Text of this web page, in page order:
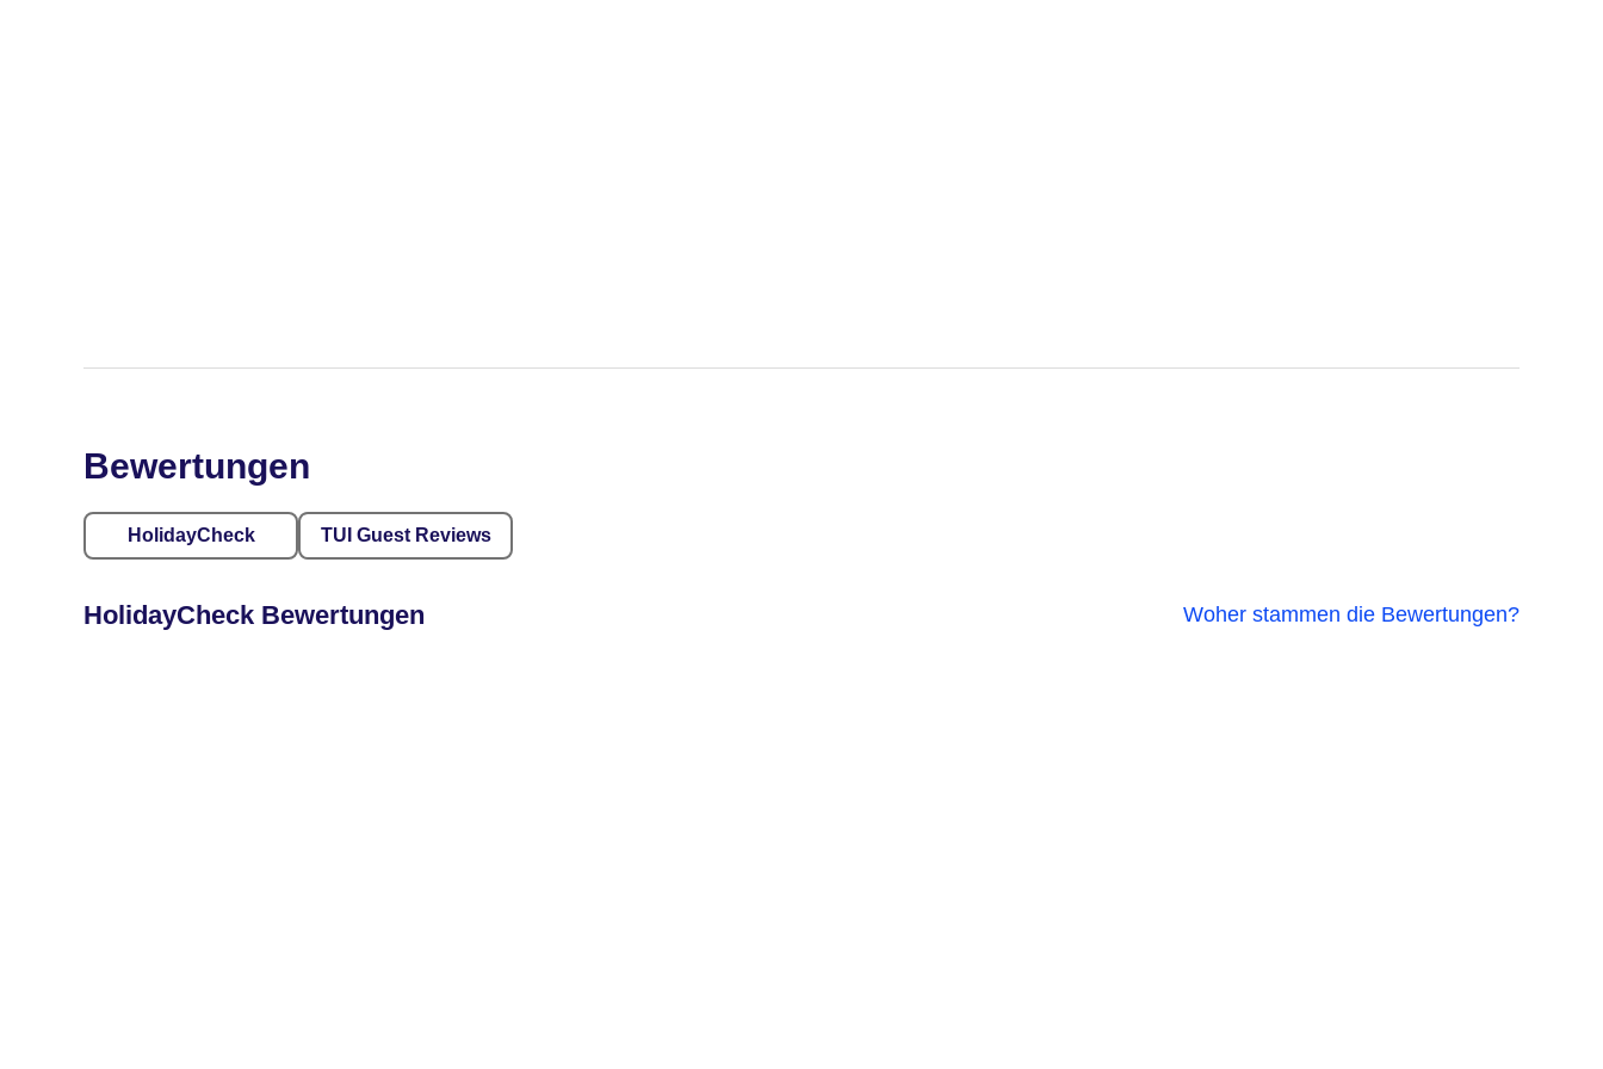
Bewertungen
HolidayCheck TUI Guest Reviews
HolidayCheck Bewertungen Woher stammen die Bewertungen?